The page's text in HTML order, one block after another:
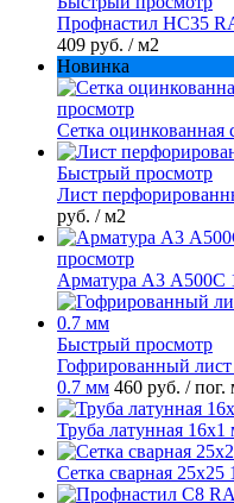
Профнастил НС35
409 руб. / м2
Новинка
просмотр
Сетка оцинкованная
Быстрый просмотр
Лист
руб. / м2
просмотр
Арматура А3 А500С
Быстрый просмотр
Гофрированный
0.7 мм 460 руб. / пог.
Труба латунная
Сетка сварная 25х25